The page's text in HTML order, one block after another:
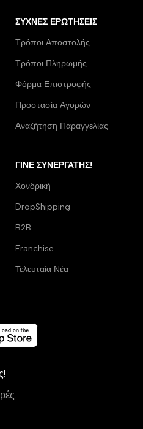
ΣΥΧΝΈΣ ΕΡΩΤΉΣΕΙΣ
Τρόποι Αποστολής
Τρόποι Πληρωμής
Φόρμα Επιστροφής
Προστασία Αγορών
Αναζήτηση Παραγγελίας
ΓΊΝΕ ΣΥΝΕΡΓΆΤΗΣ!
Χονδρική
DropShipping
B2B
Franchise
Τελευταία Νέα